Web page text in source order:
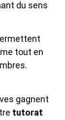
du sens
tout en
gagnent
tutorat